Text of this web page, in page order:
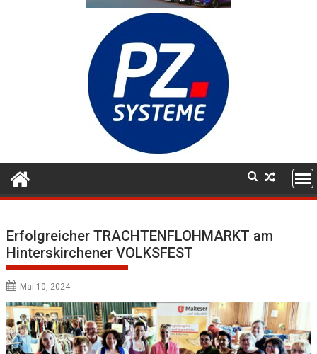
Erfolgreicher TRACHTENFLOHMARKT am
Hinterskirchener VOLKSFEST
Mai 10, 2024